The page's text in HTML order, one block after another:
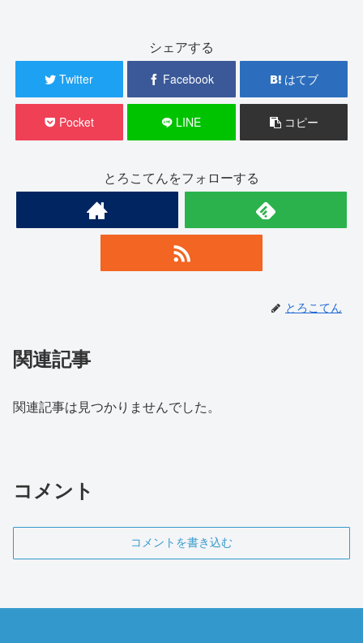
シェアする
Twitter Facebook はてブ
Pocket LINE コピー
とろこてんをフォローする
とろこてん
関連記事
関連記事は見つかりませんでした。
コメント
コメントを書き込む